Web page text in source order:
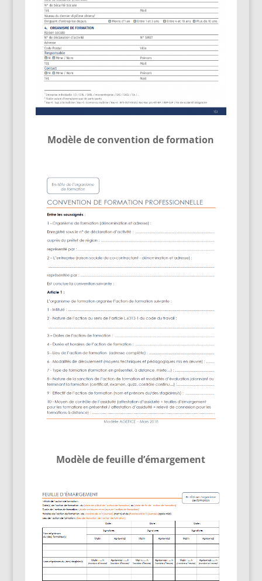
Modèle de convention de formation
Modèle de feuille d’émargement